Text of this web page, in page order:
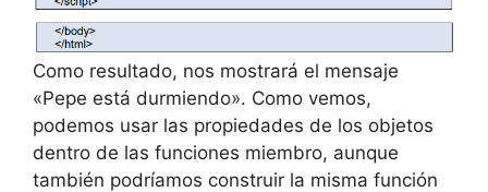
Como resultado, nos mostrará el mensaje
«Pepe está durmiendo». Como vemos,
podemos usar las propiedades de los objetos
dentro de las funciones miembro, aunque
también podríamos construir la misma función